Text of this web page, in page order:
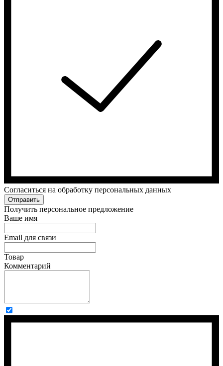
Cогласиться на обработку персональных данных
Отправить
Получить персональное предложение
Ваше имя
Email для связи
Товар
Комментарий